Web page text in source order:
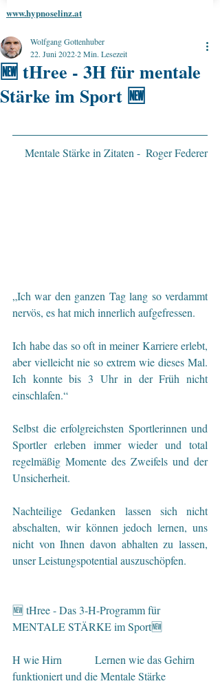
www.hypnoselinz.at
🆕 tHree - 3H für mentale
Stärke im Sport 🆕
Wolfgang Gottenhuber
22. Juni 20222 Min. Lesezeit
Mentale Stärke in Zitaten -  Roger Federer
„Ich war den ganzen Tag lang so verdammt
nervös, es hat mich innerlich aufgefressen.
Ich habe das so oft in meiner Karriere erlebt,
aber vielleicht nie so extrem wie dieses Mal.
Ich konnte bis 3 Uhr in der Früh nicht
einschlafen.“
Selbst die erfolgreichsten Sportlerinnen und
Sportler erleben immer wieder und total
regelmäßig Momente des Zweifels und der
Unsicherheit.
Nachteilige Gedanken lassen sich nicht
abschalten, wir können jedoch lernen, uns
nicht von Ihnen davon abhalten zu lassen,
unser Leistungspotential auszuschöpfen.
🆕 tHree - Das 3-H-Programm für
MENTALE STÄRKE im Sport🆕
H wie Hirn 	    	Lernen wie das Gehirn
funktioniert und die Mentale Stärke